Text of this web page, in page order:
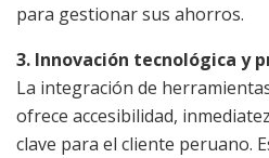
para gestionar sus ahorros.
3. Innovación tecnológica y
La integración de
ofrece accesibilidad,
clave para el cliente peruano.